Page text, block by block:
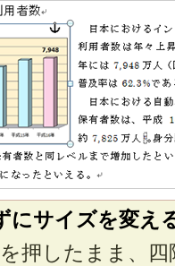
にサイズを変え
を押したまま、